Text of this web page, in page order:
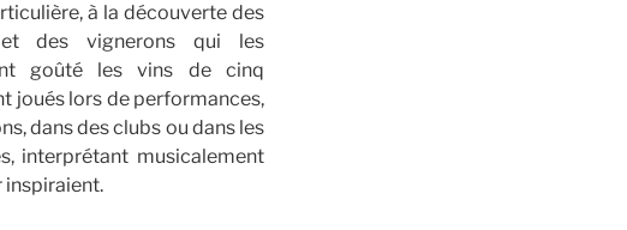
à la découverte des
des vignerons qui les
goûté les vins de cinq
joués lors de performances,
dans des clubs ou dans les
interprétant musicalement
inspiraient.